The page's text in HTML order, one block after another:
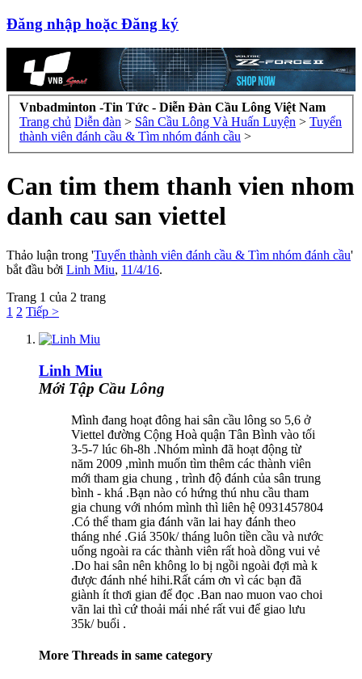
Đăng nhập hoặc Đăng ký
Vnbadminton -Tin Tức - Diễn Đàn Cầu Lông Việt Nam
Trang chủ Diễn đàn > Sân Cầu Lông Và Huấn Luyện > Tuyển
thành viên đánh cầu & Tìm nhóm đánh cầu >
Can tim them thanh vien nhom
danh cau san viettel
Thảo luận trong 'Tuyển thành viên đánh cầu & Tìm nhóm đánh cầu'
bắt đầu bởi Linh Miu, 11/4/16.
Trang 1 của 2 trang
1 2 Tiếp >
Linh Miu
Mới Tập Cầu Lông
Mình đang hoạt đông hai sân cầu lông so 5,6 ở
Viettel đường Cộng Hoà quận Tân Bình vào tối
3-5-7 lúc 6h-8h .Nhóm mình đã hoạt động từ
năm 2009 ,mình muốn tìm thêm các thành viên
mới tham gia chung , trình độ đánh của sân trung
bình - khá .Bạn nào có hứng thú nhu cầu tham
gia chung với nhóm mình thì liên hệ 0931457804
.Có thể tham gia đánh vãn lai hay đánh theo
tháng nhé .Giá 350k/ tháng luôn tiền cầu và nước
uống ngoài ra các thành viên rất hoà dồng vui vẻ
.Do hai sân nên không lo bị ngồi ngoài đợi mà k
được đánh nhé hihi.Rất cám ơn vì các bạn đã
giành ít thơi gian để đọc .Ban nao muon vao choi
vãn lai thì cứ thoải mái nhé rất vui để giao lưu
35k/ buổi .
More Threads in same category